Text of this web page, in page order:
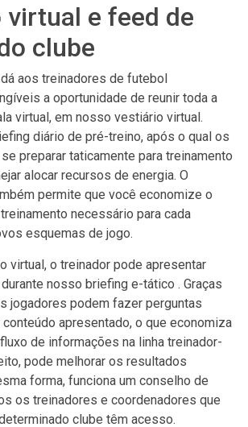
e feed de
clube
aos treinadores de futebol
a oportunidade de reunir toda a
virtual, em nosso vestiário virtual.
diário de pré-treino, após o qual os
preparar taticamente para treinamento
alocar recursos de energia. O
permite que você economize o
necessário para cada
esquemas de jogo.
virtual, o treinador pode apresentar
nosso briefing e-tático . Graças
jogadores podem fazer perguntas
apresentado, o que economiza
de informações na linha treinador-
pode melhorar os resultados
forma, funciona um conselho de
os treinadores e coordenadores que
clube têm acesso.